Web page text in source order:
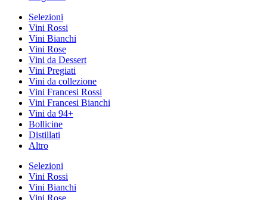
Selezioni
Vini Rossi
Vini Bianchi
Vini Rose
Vini da Dessert
Vini Pregiati
Vini da collezione
Vini Francesi Rossi
Vini Francesi Bianchi
Vini da 94+
Bollicine
Distillati
Altro
Selezioni
Vini Rossi
Vini Bianchi
Vini Rose